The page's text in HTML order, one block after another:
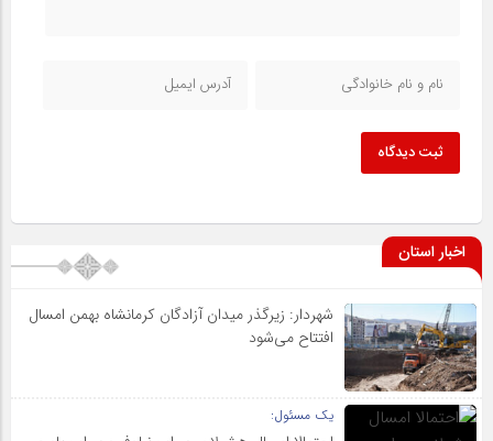
ثبت دیدگاه
اخبار استان
شهردار: زیرگذر میدان آزادگان کرمانشاه بهمن امسال
افتتاح می‌شود
یک مسئول: